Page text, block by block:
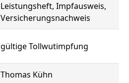
Leistungsheft, Impfausweis,
Versicherungsnachweis
gültige Tollwutimpfung
Thomas Kühn